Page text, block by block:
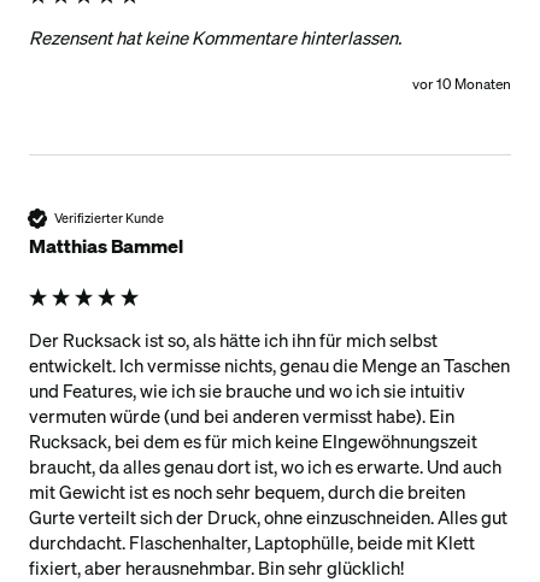
Rezensent hat keine Kommentare hinterlassen.
vor 10 Monaten
Verifizierter Kunde
Matthias Bammel
Der Rucksack ist so, als hätte ich ihn für mich selbst
entwickelt. Ich vermisse nichts, genau die Menge an Taschen
und Features, wie ich sie brauche und wo ich sie intuitiv
vermuten würde (und bei anderen vermisst habe). Ein
Rucksack, bei dem es für mich keine EIngewöhnungszeit
braucht, da alles genau dort ist, wo ich es erwarte. Und auch
mit Gewicht ist es noch sehr bequem, durch die breiten
Gurte verteilt sich der Druck, ohne einzuschneiden. Alles gut
durchdacht. Flaschenhalter, Laptophülle, beide mit Klett
fixiert, aber herausnehmbar. Bin sehr glücklich!